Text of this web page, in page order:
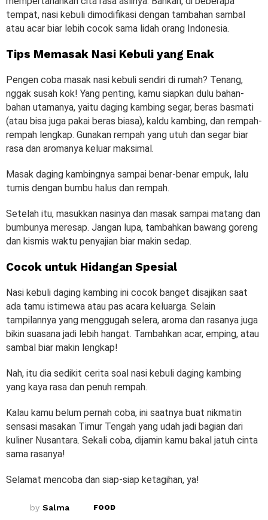
tempat, nasi kebuli dimodifikasi dengan tambahan sambal
atau acar biar lebih cocok sama lidah orang Indonesia.
Tips Memasak Nasi Kebuli yang Enak
Pengen coba masak nasi kebuli sendiri di rumah? Tenang,
nggak susah kok! Yang penting, kamu siapkan dulu bahan-
bahan utamanya, yaitu daging kambing segar, beras basmati
(atau bisa juga pakai beras biasa), kaldu kambing, dan rempah-
rempah lengkap. Gunakan rempah yang utuh dan segar biar
rasa dan aromanya keluar maksimal.
Masak daging kambingnya sampai benar-benar empuk, lalu
tumis dengan bumbu halus dan rempah.
Setelah itu, masukkan nasinya dan masak sampai matang dan
bumbunya meresap. Jangan lupa, tambahkan bawang goreng
dan kismis waktu penyajian biar makin sedap.
Cocok untuk Hidangan Spesial
Nasi kebuli daging kambing ini cocok banget disajikan saat
ada tamu istimewa atau pas acara keluarga. Selain
tampilannya yang menggugah selera, aroma dan rasanya juga
bikin suasana jadi lebih hangat. Tambahkan acar, emping, atau
sambal biar makin lengkap!
Nah, itu dia sedikit cerita soal nasi kebuli daging kambing
yang kaya rasa dan penuh rempah.
Kalau kamu belum pernah coba, ini saatnya buat nikmatin
sensasi masakan Timur Tengah yang udah jadi bagian dari
kuliner Nusantara. Sekali coba, dijamin kamu bakal jatuh cinta
sama rasanya!
Selamat mencoba dan siap-siap ketagihan, ya!
by Salma FOOD